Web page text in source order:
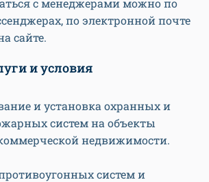
по электронной почте
сайте.
и условия
и установка охранных и
систем на объекты
недвижимости.
систем и